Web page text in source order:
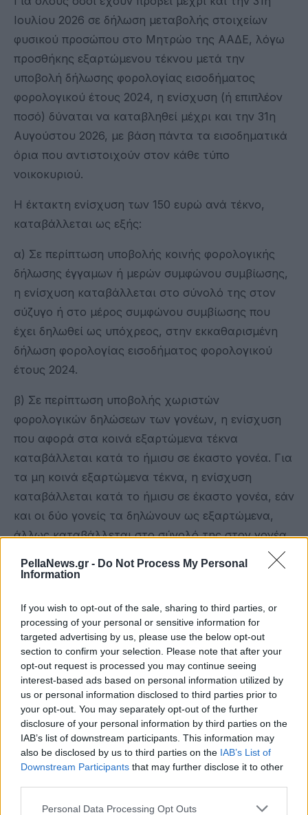
PellaNews.gr - Do Not Process My Personal
Information
If you wish to opt-out of the sale, sharing to third parties, or
processing of your personal or sensitive information for
targeted advertising by us, please use the below opt-out
section to confirm your selection. Please note that after your
opt-out request is processed you may continue seeing
interest-based ads based on personal information utilized by
us or personal information disclosed to third parties prior to
your opt-out. You may separately opt-out of the further
disclosure of your personal information by third parties on the
IAB’s list of downstream participants. This information may
also be disclosed by us to third parties on the IAB’s List of
Downstream Participants that may further disclose it to other
Personal Data Processing Opt Outs
Ιουλίου 2026 σε δήλωση μεταβολής στοιχείων
φυσικού προσώπου στο Μητρώο της ΑΑΔΕ, λόγω
προσθήκης εξαρτώμενου τέκνου μετά την
υποβολή δήλωσης φορολογίας εισοδήματος
φορολογικού έτους 2024, η ενίσχυση (ή επιπλέον
ποσό) δύναται να καταβληθεί μέχρι και την 31η
Αυγούστου 2026, με βάση πάντα τα εισοδηματικά
όρια που αντιστοιχούν στον κάθε τύπο
νοικοκυριού.
Η έκτακτη ενίσχυση των 150 ευρώ ανά τέκνο,
καταβάλλεται ως εξής:
α) Σε περίπτωση υποβολής κοινής φορολογικής
δήλωσης έγγαμων ή μερών συμφώνου συμβίωσης,
η ενίσχυση καταβάλλεται στο σύνολό της στον
σύζυγο ή στο μέρος συμφώνου συμβίωσης που
έχει δηλωθεί ως υπόχρεος, στην εκκαθαρισμένη
δήλωση φορολογίας εισοδήματος φορολογικού
έτους 2024.
β) Σε περίπτωση υποβολής χωριστών
φορολογικών δηλώσεων των γονέων, η ενίσχυση
που αφορά στα κοινά εξαρτώμενα τέκνα
καταβάλλεται κατά το ήμισυ σε έκαστο γονέα. Για
τα μη κοινά εξαρτώμενα τέκνα, η ενίσχυση
καταβάλλεται κατά το ήμισυ σε έκαστο γονέα, εάν
και οι δύο γονείς τα δηλώνουν ως εξαρτώμενα,
άλλως καταβάλλεται στο σύνολό της στον γονέα
μετά την υποβολή δήλωσης φορολογίας
εισοδήματος φορολογικού έτους 2024, η ενίσχυση
καταβάλλεται κατά το ήμισυ σε κάθε γονέα, εάν
το τέκνο εμφανίζεται κατά την 31η Ιουλίου 2026
στο Μητρώο της ΑΑΔΕ ως εξαρτώμενο τέκνο δύο
γονέων. Διαφορετικά καταβάλλεται εξ ολοκλήρου
στον γονέα που το δηλώνει ως εξαρτώμενο.
Η ενίσχυση είναι αφορολόγητη, ανεκχώρητη και
ακατάσχετη στα χέρια του Δημοσίου ή τρίτων,
κατά παρέκκλιση κάθε γενικής ή ειδικής διάταξης,
δεν δεσμεύεται και δεν συμψηφίζεται με χρέη που